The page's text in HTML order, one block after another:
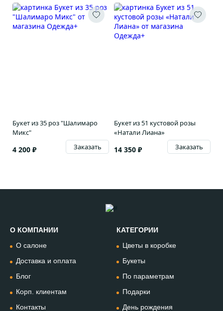
Букет из 35 роз "Шалимаро
Микс"
4 200 ₽ Заказать
Букет из 51 кустовой розы
«Натали Лиана»
14 350 ₽ Заказать
О КОМПАНИИ
О салоне
Доставка и оплата
Блог
Корп. клиентам
Контакты
КАТЕГОРИИ
Цветы в коробке
Букеты
По параметрам
Подарки
День рождения
Позвонить
+74994954685
WhatsApp
+79912981236